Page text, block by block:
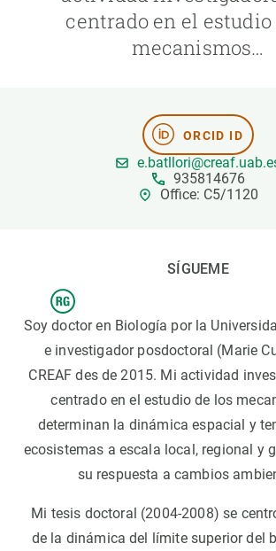
centrado en el estudio
mecanismos…
ORCID ID
935814676
Office: C5/1120
SÍGUEME
Soy doctor en Biología por la
e investigador posdoctoral (Marie
CREAF des de 2015. Mi actividad
centrado en el estudio de los
determinan la dinámica espacial y
ecosistemas a escala local, regional y
su respuesta a cambios
Mi tesis doctoral (2004-2008) se
de la dinámica del límite superior del